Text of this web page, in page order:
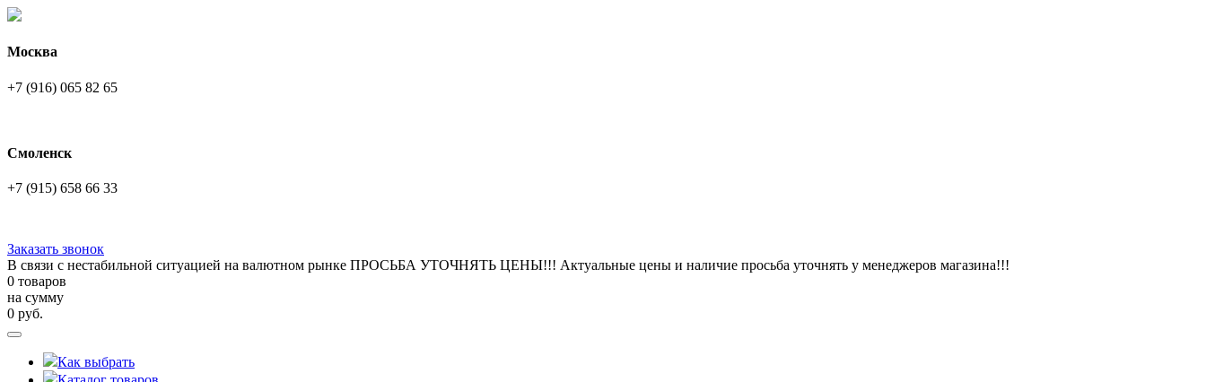
Москва
+7 (916) 065 82 65
Смоленск
+7 (915) 658 66 33
Заказать звонок
В связи с нестабильной ситуацией на валютном рынке ПРОСЬБА УТОЧНЯТЬ ЦЕНЫ!!! Актуальные цены и наличие просьба уточнять у менеджеров магазина!!!
0 товаров
на сумму
0 руб.
Как выбрать